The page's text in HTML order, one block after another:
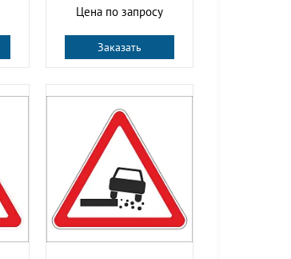
Цена по запросу
Заказать